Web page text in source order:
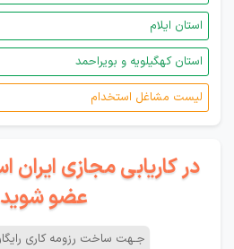
استان ایلام
استان کهگیلویه و بویراحمد
لیست مشاغل استخدام
در کاریابی مجازی ایران
عضو
جـهت ساخت رزومه کاری